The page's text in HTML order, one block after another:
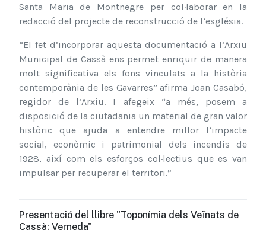
Santa Maria de Montnegre per col·laborar en la
redacció del projecte de reconstrucció de l’església.
“El fet d’incorporar aquesta documentació a l’Arxiu
Municipal de Cassà ens permet enriquir de manera
molt significativa els fons vinculats a la història
contemporània de les Gavarres” afirma Joan Casabó,
regidor de l’Arxiu. I afegeix “a més, posem a
disposició de la ciutadania un material de gran valor
històric que ajuda a entendre millor l’impacte
social, econòmic i patrimonial dels incendis de
1928, així com els esforços col·lectius que es van
impulsar per recuperar el territori.”
Presentació del llibre "Toponímia dels Veïnats de
Cassà: Verneda"